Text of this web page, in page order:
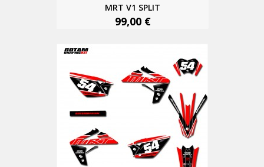
MRT V1 SPLIT
99,00 €